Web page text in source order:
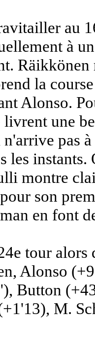
au
à
la
Alonso.
une
pas
les
montre
son
en font
tour
Alonso
Button
M.